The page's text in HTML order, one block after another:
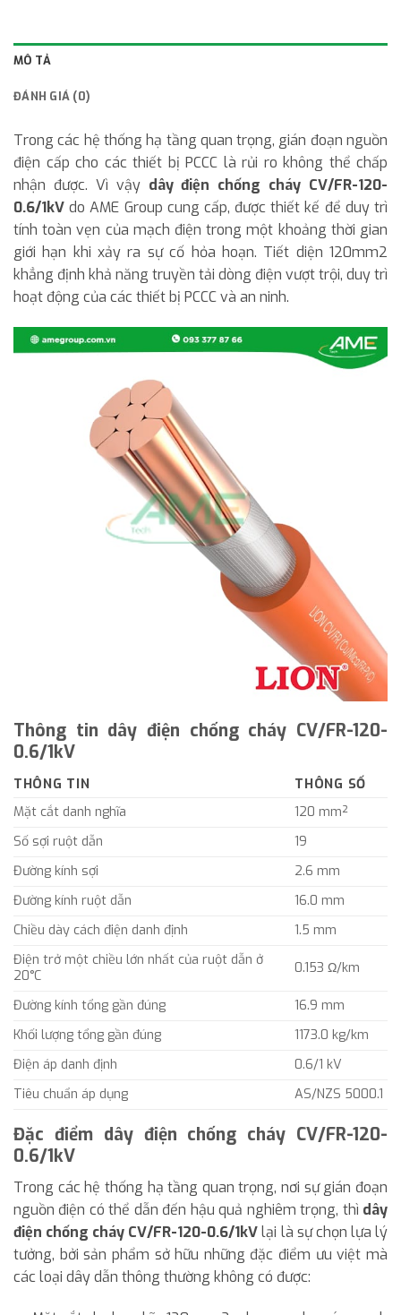
MÔ TẢ
ĐÁNH GIÁ (0)
Trong các hệ thống hạ tầng quan trọng, gián đoạn nguồn
điện cấp cho các thiết bị PCCC là rủi ro không thể chấp
nhận được. Vì vậy dây điện chống cháy CV/FR-120-
0.6/1kV do AME Group cung cấp, được thiết kế để duy trì
tính toàn vẹn của mạch điện trong một khoảng thời gian
giới hạn khi xảy ra sự cố hỏa hoạn. Tiết diện 120mm2
khẳng định khả năng truyền tải dòng điện vượt trội, duy trì
hoạt động của các thiết bị PCCC và an ninh.
Thông tin dây điện chống cháy CV/FR-120-
0.6/1kV
THÔNG TIN
THÔNG SỐ
Mặt cắt danh nghĩa
120 mm²
Số sợi ruột dẫn
19
Đường kính sợi
2.6 mm
Đường kính ruột dẫn
16.0 mm
Chiều dày cách điện danh định
1.5 mm
Điện trở một chiều lớn nhất của ruột dẫn ở
20°C
0.153 Ω/km
Đường kính tổng gần đúng
16.9 mm
Khối lượng tổng gần đúng
1173.0 kg/km
Điện áp danh định
0.6/1 kV
Tiêu chuẩn áp dụng
AS/NZS 5000.1
Đặc điểm dây điện chống cháy CV/FR-120-
0.6/1kV
Trong các hệ thống hạ tầng quan trọng, nơi sự gián đoạn
nguồn điện có thể dẫn đến hậu quả nghiêm trọng, thì dây
điện chống cháy CV/FR-120-0.6/1kVlại là sự chọn lựa lý
tưởng, bởi sản phẩm sở hữu những đặc điểm ưu việt mà
các loại dây dẫn thông thường không có được: